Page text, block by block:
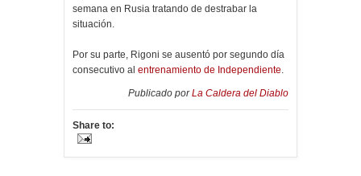
semana en Rusia tratando de destrabar la
situación.
Por su parte, Rigoni se ausentó por segundo día
consecutivo al entrenamiento de Independiente
Publicado porLa Caldera del Diablo
Share to: